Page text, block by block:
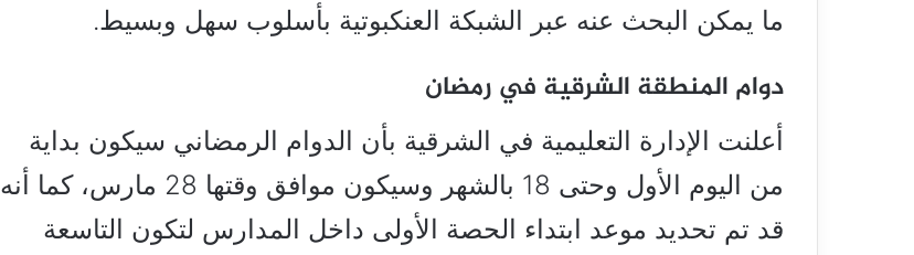
ما يمكن البحث عنه عبر الشبكة العنكبوتية بأسلوب سهل وبسيط.
دوام المنطقة الشرقية في رمضان
أعلنت الإدارة التعليمية في الشرقية بأن الدوام الرمضاني سيكون بداية
من اليوم الأول وحتى 18 بالشهر وسيكون موافق وقتها 28 مارس، كما أنه
قد تم تحديد موعد ابتداء الحصة الأولى داخل المدارس لتكون التاسعة